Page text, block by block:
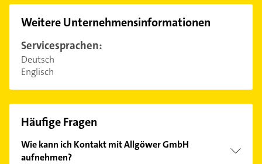
Weitere Unternehmensinformationen
Servicesprachen:
Deutsch
Englisch
Häufige Fragen
Wie kann ich Kontakt mit Allgöwer GmbH
aufnehmen?